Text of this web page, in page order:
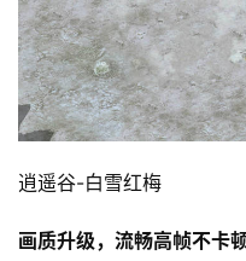
戏
休
闲
游
戏
2
逍遥谷-白雪红梅
画质升级，流畅高帧不卡